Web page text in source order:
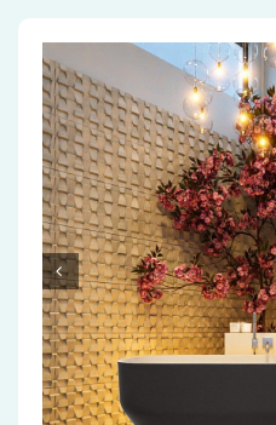
Radiatoren
Accessoires
Installatiemateriaal
Klimaatbeheersing
PVC
Tegels